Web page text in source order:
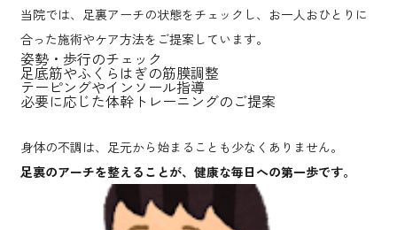
当院では、足裏アーチの状態をチェックし、お一人おひとりに
合った施術やケア方法をご提案しています。
姿勢・歩行のチェック
足底筋やふくらはぎの筋膜調整
テーピングやインソール指導
必要に応じた体幹トレーニングのご提案
身体の不調は、足元から始まることも少なくありません。
足裏のアーチを整えることが、健康な毎日への第一歩です。